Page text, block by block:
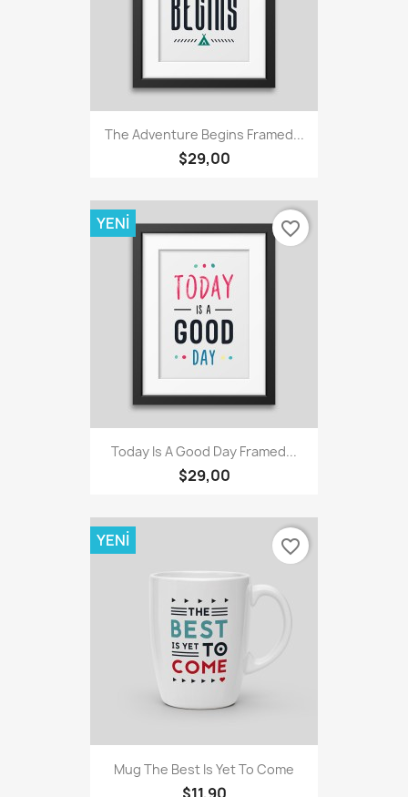
The Adventure Begins Framed...
$29,00
Today Is A Good Day Framed...
$29,00
YENI favorite_border
Mug The Best Is Yet To Come
YENI favorite_border